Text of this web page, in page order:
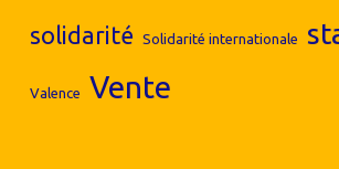
solidarité Solidarité internationale
Valence Vente